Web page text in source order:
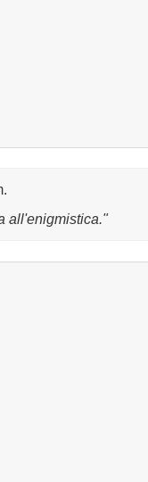
all'enigmistica."